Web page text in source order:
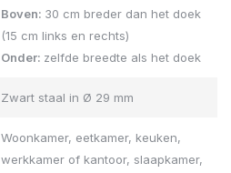
Boven: 30 cm breder dan het doek
(15 cm links en rechts)
Onder: zelfde breedte als het doek
Zwart staal in Ø 29 mm
Woonkamer, eetkamer, keuken,
werkkamer of kantoor, slaapkamer,